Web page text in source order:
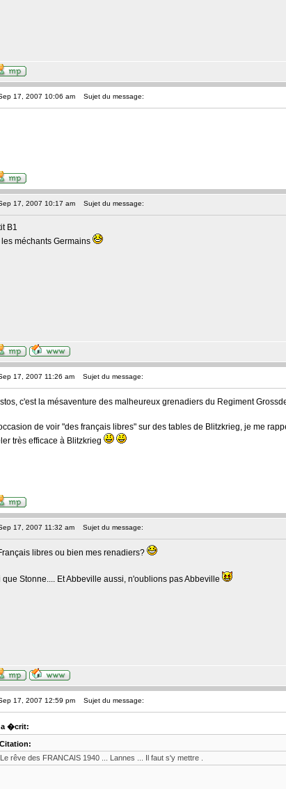
17, 2007 10:06 am Sujet du message:
17, 2007 10:17 am Sujet du message:
B1
méchants Germains
17, 2007 11:26 am Sujet du message:
c'est la mésaventure des malheureux grenadiers du Regiment
de voir "des français libres" sur des tables de Blitzkrieg, je me
très efficace à Blitzkrieg
17, 2007 11:32 am Sujet du message:
libres ou bien mes renadiers?
que Stonne.... Et Abbeville aussi, n'oublions pas Abbeville
17, 2007 12:59 pm Sujet du message:
a �crit:
Citation:
Le rêve des FRANCAIS 1940 ... Lannes ... Il faut s'y mettre .